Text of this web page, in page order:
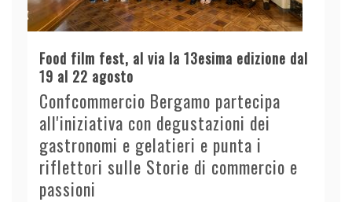
Food film fest, al via la 13esima edizione dal
19 al 22 agosto
Confcommercio Bergamo partecipa
all'iniziativa con degustazioni dei
gastronomi e gelatieri e punta i
riflettori sulle Storie di commercio e
passioni